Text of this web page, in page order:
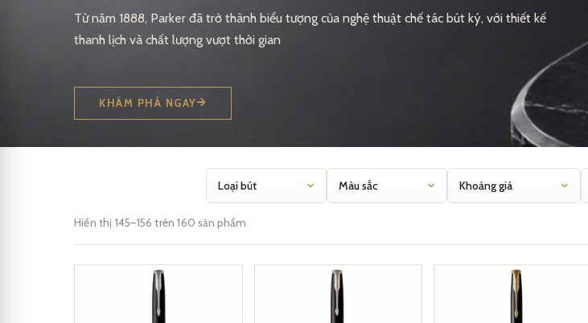
Từ năm 1888, Parker đã trở thành biểu tượng của nghệ thuật chế tác bút ký, với thiết kế
thanh lịch và chất lượng vượt thời gian
KHÁM PHÁ NGAY
Hiển thị 145–156 trên 160 sản phẩm